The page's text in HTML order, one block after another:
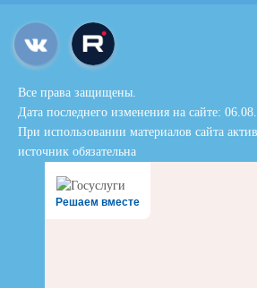
Все права защищены.
Дата последнего изменения на сайте:
При использовании материалов сайта
источник обязательна
Решаем вместе